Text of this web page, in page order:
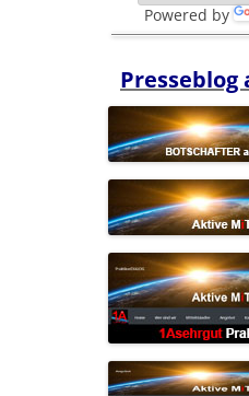
Powered by